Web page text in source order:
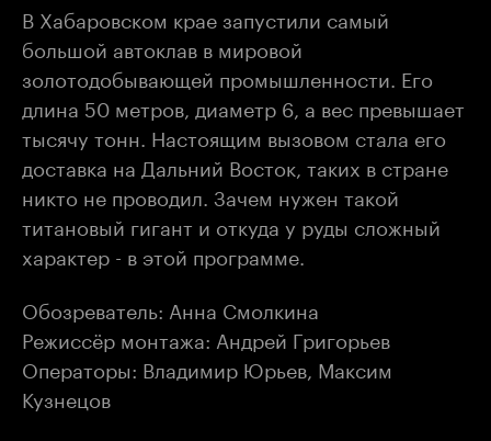
В Хабаровском крае запустили самый
большой автоклав в мировой
золотодобывающей промышленности. Его
длина 50 метров, диаметр 6, а вес превышает
тысячу тонн. Настоящим вызовом стала его
доставка на Дальний Восток, таких в стране
никто не проводил. Зачем нужен такой
титановый гигант и откуда у руды сложный
характер - в этой программе.
Обозреватель: Анна Смолкина
Режиссёр монтажа: Андрей Григорьев
Операторы: Владимир Юрьев, Максим
Кузнецов